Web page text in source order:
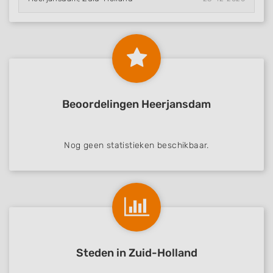
Beoordelingen Heerjansdam
Nog geen statistieken beschikbaar.
Steden in Zuid-Holland